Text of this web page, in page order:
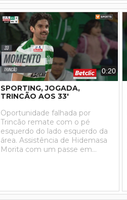
0:20
SPORTING, JOGADA,
TRINCÃO AOS 33'
Oportunidade falhada por
Trincão remate com o pé
esquerdo do lado esquerdo da
área. Assistência de Hidemasa
Morita com um passe em